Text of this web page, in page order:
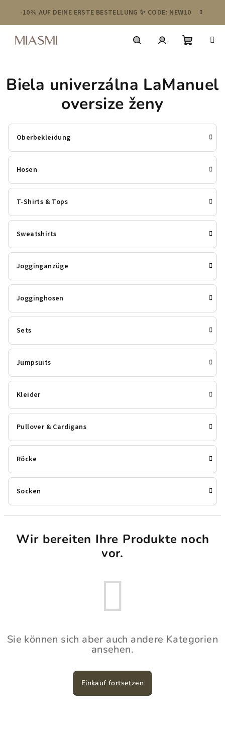
springen
-10% AUF DEINE ERSTE BESTELLUNG ✨ CODE: NEW10
Biela univerzálna LaManuel
oversize ženy
Oberbekleidung
Hosen
T-Shirts & Tops
Sweatshirts
Jogginganzüge
Jogginghosen
Sets
Jumpsuits
Kleider
Pullover & Cardigans
Röcke
Socken
Wir bereiten Ihre Produkte noch
vor.
Sie können sich aber auch andere Kategorien
ansehen.
Einkauf fortsetzen